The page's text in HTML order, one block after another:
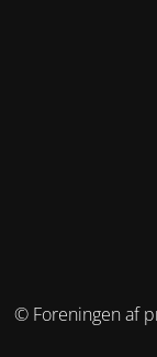
© Foreningen af